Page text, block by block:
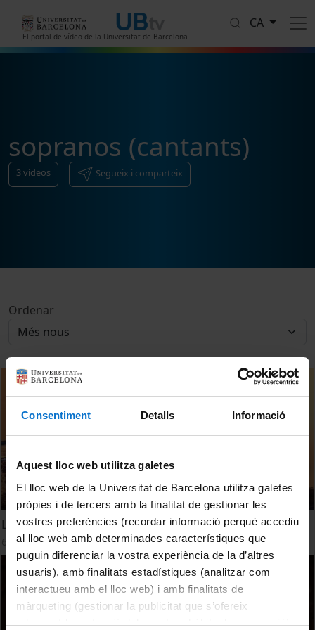
Consentiment Detalls Informació
Aquest lloc web utilitza galetes
El lloc web de la Universitat de Barcelona utilitza galetes
pròpies i de tercers amb la finalitat de gestionar les
vostres preferències (recordar informació perquè accediu
al lloc web amb determinades característiques que
puguin diferenciar la vostra experiència de la d’altres
usuaris), amb finalitats estadístiques (analitzar com
interactueu amb el lloc web) i amb finalitats de
màrqueting (gestionar la publicitat que s’ofereix
adequant-la en funció dels vostres hàbits de navegació).
El portal de vídeo de la Universitat de Barcelona
CA
sopranos (cantants)
3vídeos Segueix i comparteix
Ordenar
L'entrevista: Montserrat Caballé
6 abril, 2011